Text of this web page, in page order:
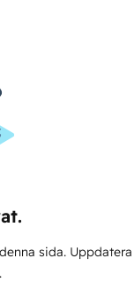
sida. Uppdatera